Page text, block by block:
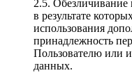
2.5.
в результате
использования
принадлежность
Пользователю или
данных.